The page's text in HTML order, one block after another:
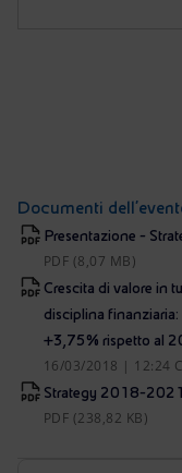
Documenti
Presentazione -
PDF (8,07 MB)
Crescita di valore in
disciplina
+3,75% rispetto al
16/03/2018 | 12:24
Strategy 2018-
PDF (238,82 KB)